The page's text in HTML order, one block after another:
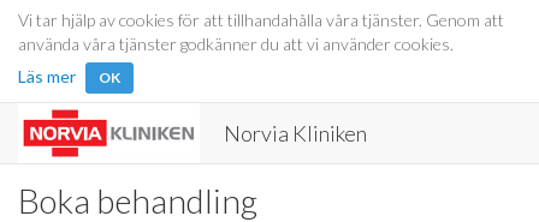
Vi tar hjälp av cookies för att tillhandahålla våra tjänster. Genom att
använda våra tjänster godkänner du att vi använder cookies.
Läs mer
OK
Norvia Kliniken
Boka behandling